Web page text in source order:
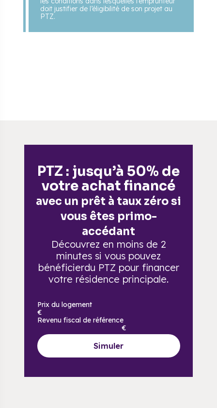
doit justifier de l’éligibilité de son projet au
PTZ.
PTZ : jusqu’à 50% de
votre achat financé
avec un prêt à taux zéro si
vous êtes primo-
accédant
Découvrez en moins de 2
minutes si vous pouvez
bénéficierdu PTZ pour financer
votre résidence principale.
Prix du logement
€
Revenu fiscal de référence
€
Simuler